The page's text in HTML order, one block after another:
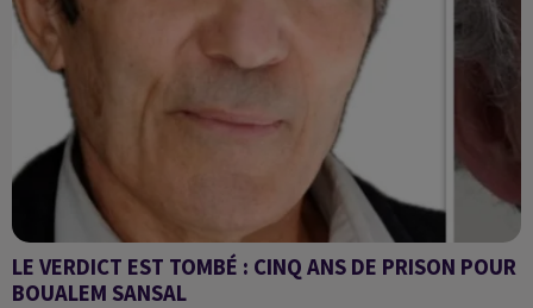
LE VERDICT EST TOMBÉ : CINQ ANS DE PRISON POUR
BOUALEM SANSAL